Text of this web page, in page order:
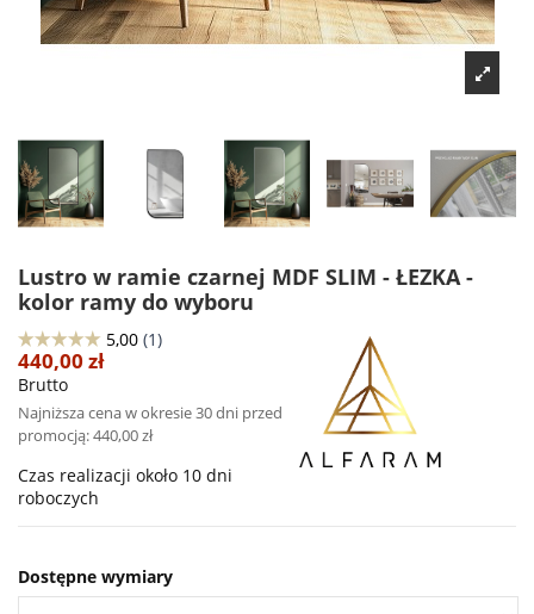
Lustro w ramie czarnej MDF SLIM - ŁEZKA -
kolor ramy do wyboru
440,00 zł
Brutto
Najniższa cena w okresie 30 dni przed
promocją:440,00 zł
Czas realizacji około 10 dni
roboczych
Dostępne wymiary